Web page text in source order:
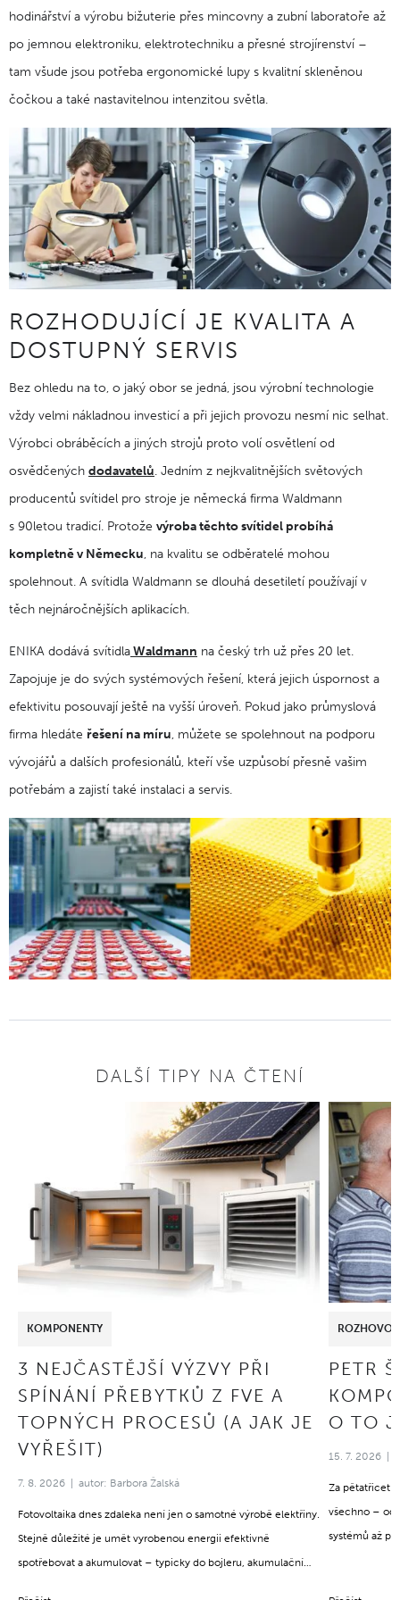
hodinářství a výrobu bižuterie přes mincovny a zubní laboratoře až
po jemnou elektroniku, elektrotechniku a přesné strojírenství –
tam všude jsou potřeba ergonomické lupy s kvalitní skleněnou
čočkou a také nastavitelnou intenzitou světla.
ROZHODUJÍCÍ JE KVALITA A
DOSTUPNÝ SERVIS
Bez ohledu na to, o jaký obor se jedná, jsou výrobní technologie
vždy velmi nákladnou investicí a při jejich provozu nesmí nic selhat.
Výrobci obráběcích a jiných strojů proto volí osvětlení od
osvědčených dodavatelů. Jedním z nejkvalitnějších světových
producentů svítidel pro stroje je německá firma Waldmann
s 90letou tradicí. Protože výroba těchto svítidel probíhá
kompletně v Německu, na kvalitu se odběratelé mohou
spolehnout. A svítidla Waldmann se dlouhá desetiletí používají v
těch nejnáročnějších aplikacích.
ENIKA dodává svítidlaWaldmann na český trh už přes 20 let.
Zapojuje je do svých systémových řešení, která jejich úspornost a
efektivitu posouvají ještě na vyšší úroveň. Pokud jako průmyslová
firma hledáte řešení na míru, můžete se spolehnout na podporu
vývojářů a dalších profesionálů, kteří vše uzpůsobí přesně vašim
potřebám a zajistí také instalaci a servis.
DALŠÍ TIPY NA ČTENÍ
KOMPONENTY
3 NEJČASTĚJŠÍ VÝZVY PŘI
SPÍNÁNÍ PŘEBYTKŮ Z FVE A
TOPNÝCH PROCESŮ (A JAK JE
VYŘEŠIT)
7. 8. 2026 autor: Barbora Žalská
Fotovoltaika dnes zdaleka není jen o samotné výrobě elektřiny.
Stejně důležité je umět vyrobenou energii efektivně
spotřebovat a akumulovat – typicky do bojleru, akumulační
PETR
O TO
15. 7. 2026
Za pětatřicet
všechno – od
systémů až